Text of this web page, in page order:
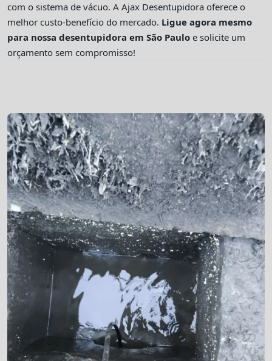
com o sistema de vácuo. A Ajax Desentupidora oferece o
melhor custo-benefício do mercado. Ligue agora mesmo
para nossa desentupidora em São Paulo e solicite um
orçamento sem compromisso!